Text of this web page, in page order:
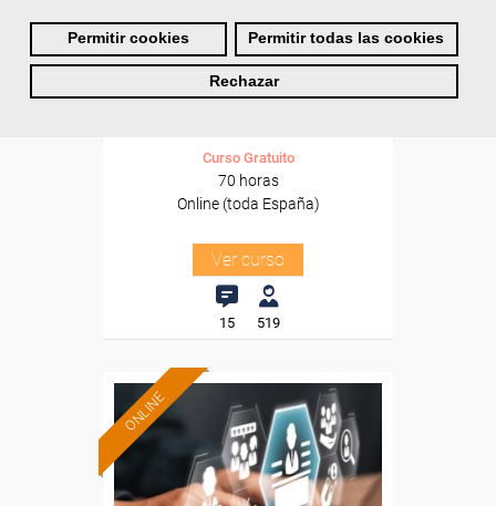
Permitir cookies Permitir todas las cookies
Rechazar
Cursos Femxa
Instalaciones eléctricas de
B.T. en edificación
Curso Gratuito
70 horas
Online (toda España)
Ver curso
15 519
ONLINE
Formación 100%
subvencionada.